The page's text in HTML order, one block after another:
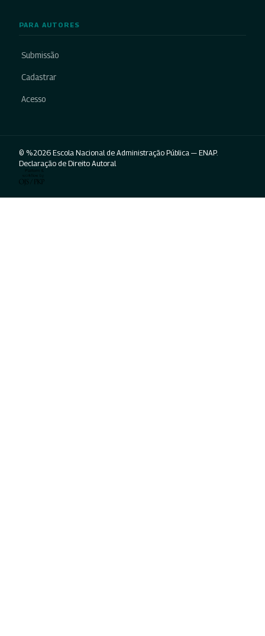
PARA AUTORES
Submissão
Cadastrar
Acesso
© %2026 Escola Nacional de Administração Pública — ENAP.
Declaração de Direito Autoral